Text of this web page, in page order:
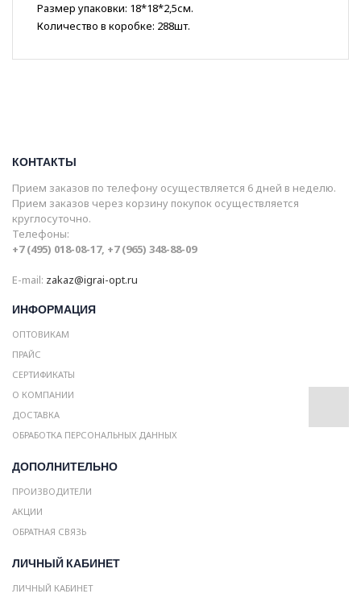
Размер упаковки: 18*18*2,5см.
Количество в коробке: 288шт.
КОНТАКТЫ
Прием заказов по телефону осуществляется 6 дней в неделю.
Прием заказов через корзину покупок осуществляется
круглосуточно.
Телефоны:
+7 (495) 018-08-17, +7 (965) 348-88-09
E-mail: zakaz@igrai-opt.ru
ИНФОРМАЦИЯ
ОПТОВИКАМ
ПРАЙС
СЕРТИФИКАТЫ
О КОМПАНИИ
ДОСТАВКА
ОБРАБОТКА ПЕРСОНАЛЬНЫХ ДАННЫХ
ДОПОЛНИТЕЛЬНО
ПРОИЗВОДИТЕЛИ
АКЦИИ
ОБРАТНАЯ СВЯЗЬ
ЛИЧНЫЙ КАБИНЕТ
ЛИЧНЫЙ КАБИНЕТ